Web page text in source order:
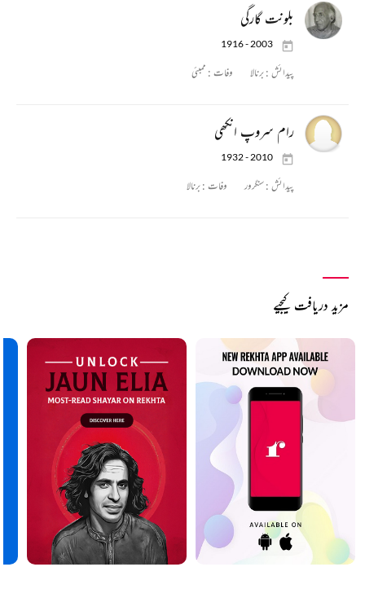
بلونت گارگی
1916 - 2003
پیدائش :برنالا وفات : ممبئی
رام سروپ انکھی
1932 - 2010
پیدائش :سنگرور وفات :برنالا
مزید دریافت کیجیے